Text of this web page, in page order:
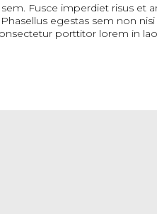
Fusce imperdiet risus et
egestas sem non
porttitor lorem in